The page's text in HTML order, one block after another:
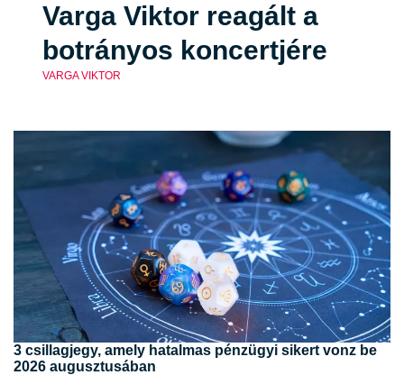
Varga Viktor reagált a
botrányos koncertjére
VARGA VIKTOR
3 csillagjegy, amely hatalmas pénzügyi sikert vonz be
2026 augusztusában